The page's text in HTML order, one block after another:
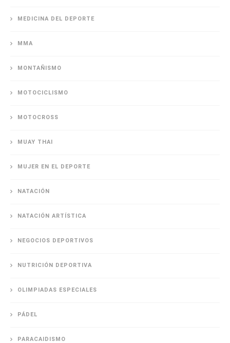
MEDICINA DEL DEPORTE
MMA
MONTAÑISMO
MOTOCICLISMO
MOTOCROSS
MUAY THAI
MUJER EN EL DEPORTE
NATACIÓN
NATACIÓN ARTÍSTICA
NEGOCIOS DEPORTIVOS
NUTRICIÓN DEPORTIVA
OLIMPIADAS ESPECIALES
PÁDEL
PARACAIDISMO